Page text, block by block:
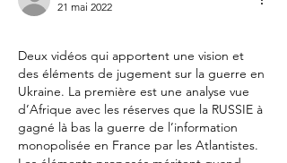
21 mai 2022
Deux vidéos qui apportent une vision et
des éléments de jugement sur la guerre en
Ukraine. La première est une analyse vue
d’Afrique avec les réserves que la RUSSIE à
gagné là bas la guerre de l’information
monopolisée en France par les Atlantistes.